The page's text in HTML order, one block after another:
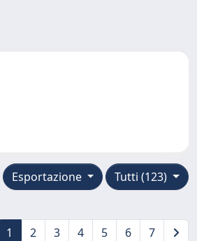
Tutti (123)
Esportazione
1 2 3 4 5 6 7